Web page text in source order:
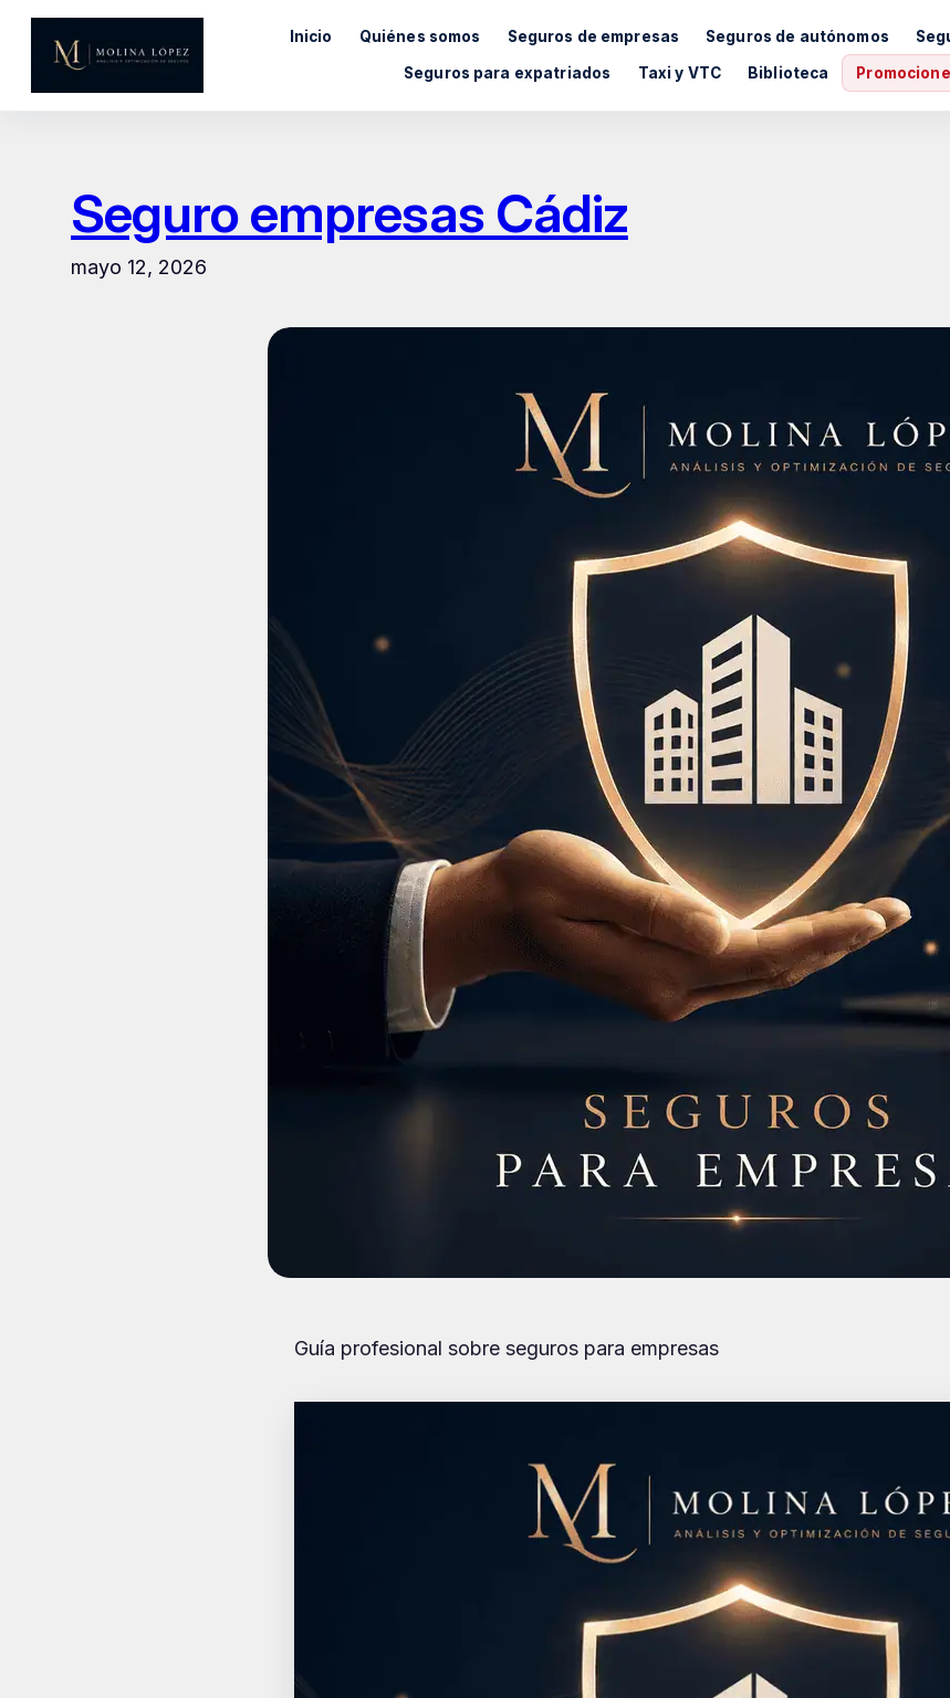
Saltar
contenido
Inicio Quiénes somos Seguros de empresas Seguros de autónomos
Seguros para expatriados Taxi y VTC Biblioteca
Seguro empresas Cádiz
mayo 12, 2026
Guía profesional sobre seguros para empresas